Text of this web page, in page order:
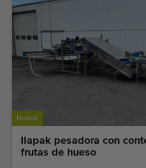
Nuevo
Ilapak pesadora con
frutas de hueso